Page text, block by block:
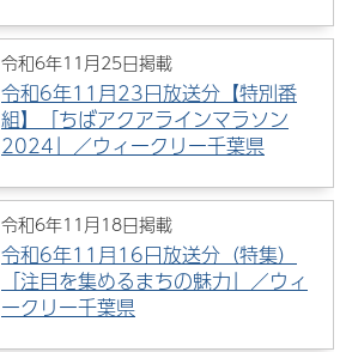
令和6年11月25日掲載
令和6年11月23日放送分【特別番
組】「ちばアクアラインマラソン
2024」／ウィークリー千葉県
令和6年11月18日掲載
令和6年11月16日放送分（特集）
「注目を集めるまちの魅力」／ウィ
ークリー千葉県